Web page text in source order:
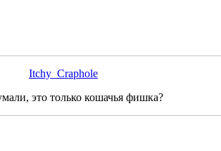
Itchy_Craphole
это только кошачья фишка?